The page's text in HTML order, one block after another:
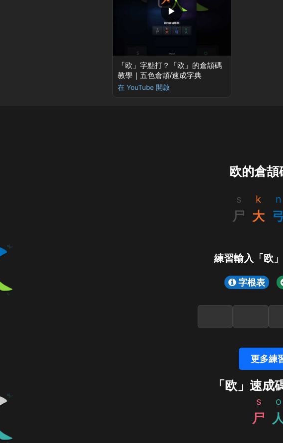
▶
「欧」字點打？「欧」的倉頡碼
教學｜五色倉頡/速成字典
在 YouTube 開啟
欧的倉頡
s
尸
k
大
n
練習輸入「欧
字根表
更多練
「欧」速成
s
尸
o